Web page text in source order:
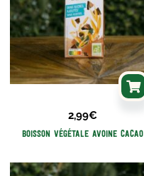
2,99€
Boisson Végétale Avoine Cacao